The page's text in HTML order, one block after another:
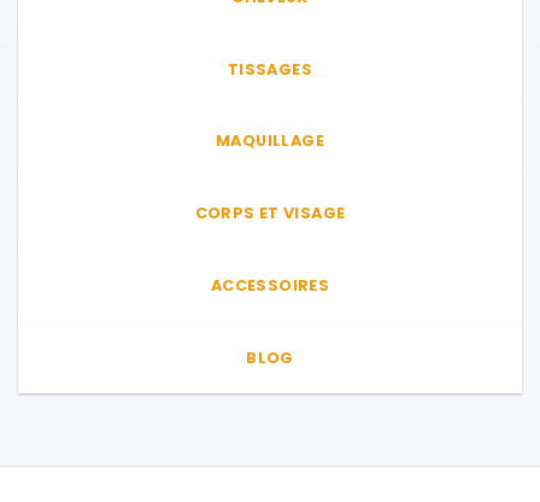
TISSAGES
MAQUILLAGE
CORPS ET VISAGE
ACCESSOIRES
BLOG